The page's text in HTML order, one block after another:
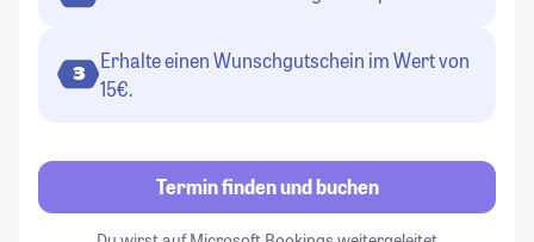
3
Erhalte einen Wunschgutschein im Wert von
15€.
Termin finden und buchen